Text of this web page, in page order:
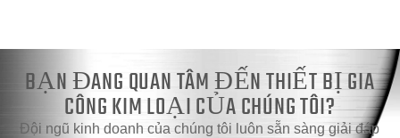
BẠN ĐANG QUAN TÂM ĐẾN THIẾT BỊ GIA
CÔNG KIM LOẠI CỦA CHÚNG TÔI?
Đội ngũ kinh doanh của chúng tôi luôn sẵn sàng giải đáp